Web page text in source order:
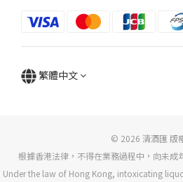
適
中...
(1)
微
品
牌
繁體中文
© 2026 清酒匯 版
根據香港法律，不得在業務過程中，向未成
Under the law of Hong Kong, intoxicating